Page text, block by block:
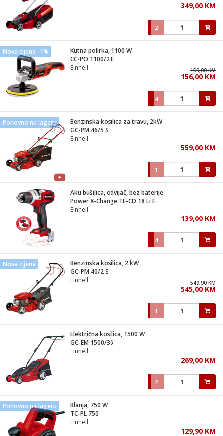
349,00 KM
2
Nova cijena -1%
Kutna polirka, 1100 W
CC-PO 1100/2 E
Einhell
159,00 KM
156,00 KM
4
Ponovno na lageru
Benzinska kosilica za travu, 2kW
GC-PM 46/5 S
Einhell
559,00 KM
1
Aku bušilica, odvijač, bez baterije
Power X-Change TE-CD 18 Li E
Einhell
139,00 KM
4
Nova cijena
Benzinska kosilica, 2 kW
GC-PM 40/2 S
Einhell
549,90 KM
545,00 KM
1
Električna kosilica, 1500 W
GC-EM 1500/36
Einhell
269,00 KM
2
Ponovno na lageru
Blanja, 750 W
TC-PL 750
Einhell
129,90 KM